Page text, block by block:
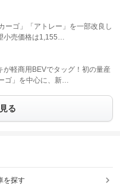
ーゴ」「アトレー」を一部改良し
小売価格は1,155…
が軽商用BEVでタッグ！初の量産
ゴ」を中心に、新…
る
を探す